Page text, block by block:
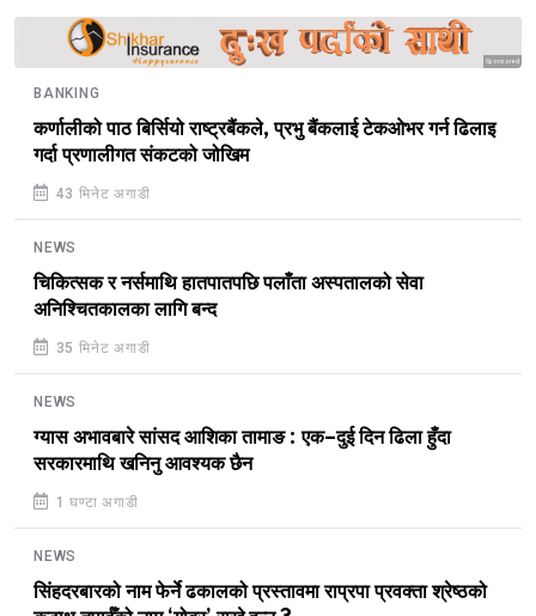
Sponsored
BANKING
कर्णालीको पाठ बिर्सियो राष्ट्रबैंकले, प्रभु बैंकलाई टेकओभर गर्न ढिलाइ
गर्दा प्रणालीगत संकटको जोखिम
43 मिनेट अगाडी
NEWS
चिकित्सक र नर्समाथि हातपातपछि पलाँता अस्पतालको सेवा
अनिश्चितकालका लागि बन्द
35 मिनेट अगाडी
NEWS
ग्यास अभावबारे सांसद आशिका तामाङ : एक–दुई दिन ढिला हुँदा
सरकारमाथि खनिनु आवश्यक छैन
1 घण्टा अगाडी
NEWS
सिंहदरबारको नाम फेर्ने ढकालको प्रस्तावमा राप्रपा प्रवक्ता श्रेष्ठको